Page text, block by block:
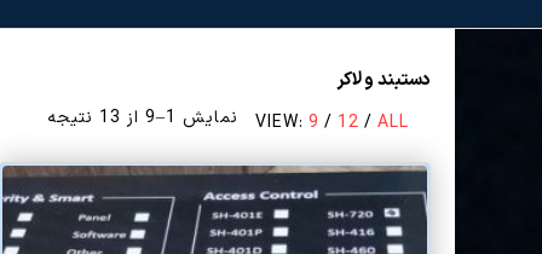
دستبند و لاکر
VIEW: 9 / 12 / ALL نمایش 1–9 از 13 نتیجه
اساس
قیمت:
زیاد